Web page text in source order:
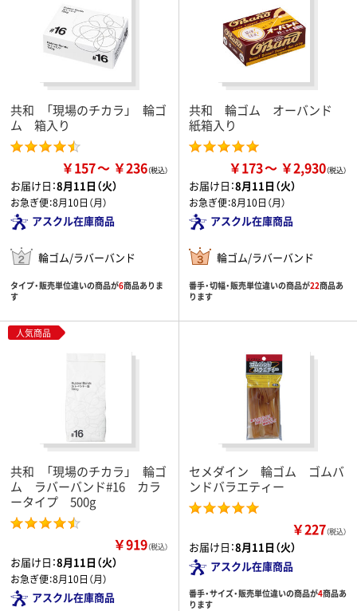
共和 「現場のチカラ」 輪ゴ
ム 箱入り
￥157 ￥236
お届け日：8月11日（火）
お急ぎ便：8月10日（月）
アスクル在庫商品
輪ゴム/ラバーバンド
タイプ・販売単位違いの商品が6商品ありま
す
共和 輪ゴム オーバンド
紙箱入り
￥173 ￥2,930
お届け日：8月11日（火）
お急ぎ便：8月10日（月）
アスクル在庫商品
輪ゴム/ラバーバンド
番手・切幅・販売単位違いの商品が22商品あ
ります
人気商品
共和 「現場のチカラ」 輪ゴ
ム ラバーバンド#16 カラ
ータイプ 500g
￥919（税込）
お届け日：8月11日（火）
お急ぎ便：8月10日（月）
アスクル在庫商品
セメダイン 輪ゴム ゴムバ
ンドバラエティー
￥227（税込）
お届け日：8月11日（火）
アスクル在庫商品
番手・サイズ・販売単位違いの商品が4商品あ
ります